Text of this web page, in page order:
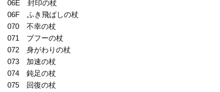
06E 封印の杖
06F ふき飛ばしの杖
070 不幸の杖
071 ブフーの杖
072 身がわりの杖
073 加速の杖
074 鈍足の杖
075 回復の杖